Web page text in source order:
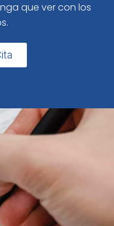
que ver con los